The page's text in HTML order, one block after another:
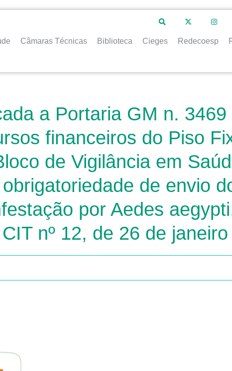
Câmaras Técnicas Biblioteca Cieges Redecoesp
a Portaria GM n. 3469
financeiros do Piso
de Vigilância em
de envio
por Aedes
nº 12, de 26 de